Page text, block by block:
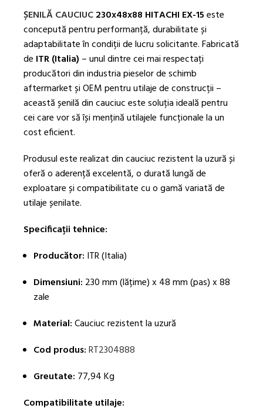
ȘENILĂ CAUCIUC230x48x88 HITACHI EX-15este
concepută pentru performanță, durabilitate și
adaptabilitate în condiții de lucru solicitante. Fabricată
de ITR (Italia) – unul dintre cei mai respectați
producători din industria pieselor de schimb
aftermarket și OEM pentru utilaje de construcții –
această șenilă din cauciuc este soluția ideală pentru
cei care vor să își mențină utilajele funcționale la un
cost eficient.
Produsul este realizat din cauciuc rezistent la uzură și
oferă o aderență excelentă, o durată lungă de
exploatare și compatibilitate cu o gamă variată de
utilaje șenilate.
Specificații tehnice:
Producător: ITR (Italia)
Dimensiuni: 230 mm (lățime) x 48 mm (pas) x 88
zale
Material:Cauciuc rezistent la uzură
Cod produs:RT2304888
Greutate: 77,94 Kg
Compatibilitate utilaje: